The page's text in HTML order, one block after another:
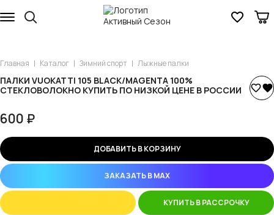
Главная Каталог Зимний спорт Лыжные палки
ПАЛКИ VUOKATTI 105 BLACK/MAGENTA 100%
СТЕКЛОВОЛОКНО КУПИТЬ ПО НИЗКОЙ ЦЕНЕ В РОССИИ
600 ₽
ДОБАВИТЬ В КОРЗИНУ
ЗАКАЗАТЬ В MAX
КУПИТЬ В РАССРОЧКУ